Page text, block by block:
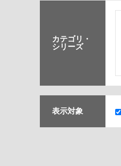
カテゴリ・
シリーズ
表示対象